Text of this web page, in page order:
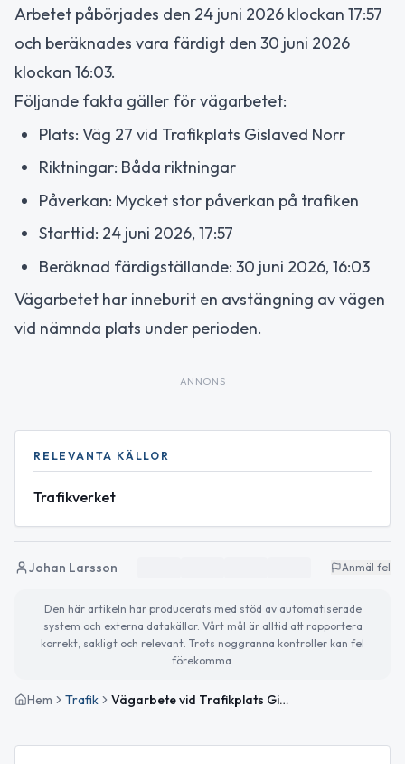
Arbetet påbörjades den 24 juni 2026 klockan 17:57
och beräknades vara färdigt den 30 juni 2026
klockan 16:03.
Följande fakta gäller för vägarbetet:
Plats: Väg 27 vid Trafikplats Gislaved Norr
Riktningar: Båda riktningar
Påverkan: Mycket stor påverkan på trafiken
Starttid: 24 juni 2026, 17:57
Beräknad färdigställande: 30 juni 2026, 16:03
Vägarbetet har inneburit en avstängning av vägen
vid nämnda plats under perioden.
ANNONS
RELEVANTA KÄLLOR
Trafikverket
Johan Larsson Anmäl fel
Den här artikeln har producerats med stöd av automatiserade
system och externa datakällor. Vårt mål är alltid att rapportera
korrekt, sakligt och relevant. Trots noggranna kontroller kan fel
förekomma.
Hem Trafik Vägarbete vid Trafikplats Gislaved Norr på Väg 27 avslutat